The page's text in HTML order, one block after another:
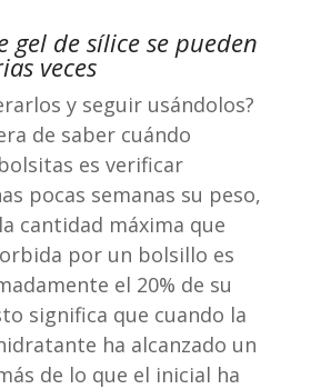
gel de sílice se pueden
veces
y seguir usándolos?
de saber cuándo
es verificar
pocas semanas su peso,
cantidad máxima que
por un bolsillo es
el 20% de su
significa que cuando la
ha alcanzado un
de lo que el inicial ha